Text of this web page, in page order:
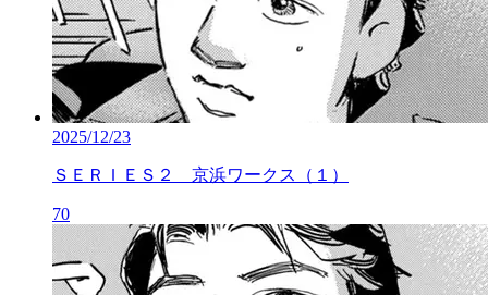
2025/12/23
ＳＥＲＩＥＳ２ 京浜ワークス（１）
70